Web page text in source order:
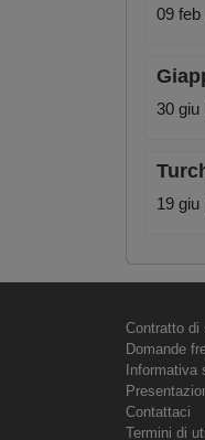
09 feb
30 giu
19 giu
Contratto di
Domande
Informativa
Contattaci
Termini di